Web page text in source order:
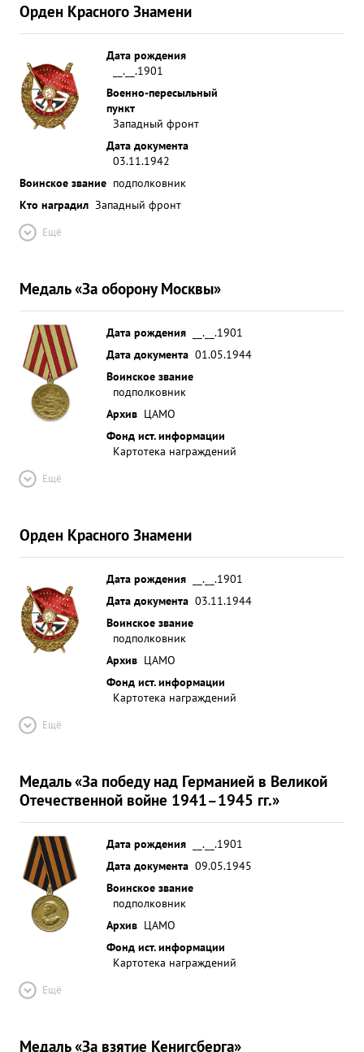
Орден Красного Знамени
Дата рождения
__.__.1901
Военно-пересыльный
пункт
Западный фронт
Дата документа
03.11.1942
Воинское звание подполковник
Кто наградил Западный фронт
Ещё
Медаль «За оборону Москвы»
Дата рождения
__.__.1901
Дата документа 01.05.1944
Воинское звание
подполковник
Архив ЦАМО
Фонд ист. информации
Картотека награждений
Ещё
Орден Красного Знамени
Дата рождения
__.__.1901
Дата документа 03.11.1944
Воинское звание
подполковник
Архив ЦАМО
Фонд ист. информации
Картотека награждений
Ещё
Медаль «За победу над Германией в Великой
Отечественной войне 1941–1945 гг.»
Дата рождения
__.__.1901
Дата документа 09.05.1945
Воинское звание
подполковник
Архив ЦАМО
Фонд ист. информации
Картотека награждений
Ещё
Медаль «За взятие Кенигсберга»